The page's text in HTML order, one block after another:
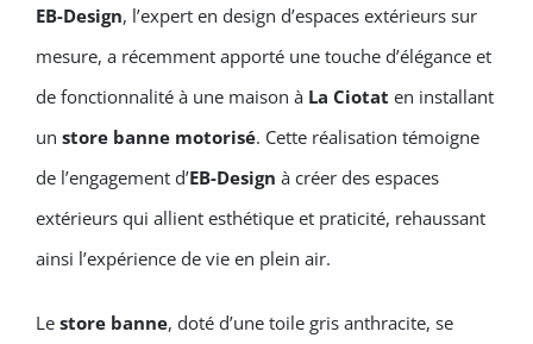
EB-Design, l’expert en design d’espaces extérieurs sur
mesure, a récemment apporté une touche d’élégance et
de fonctionnalité à une maison à La Ciotat en installant
un store banne motorisé. Cette réalisation témoigne
de l’engagement d’EB-Design à créer des espaces
extérieurs qui allient esthétique et praticité, rehaussant
ainsi l’expérience de vie en plein air.
Le store banne, doté d’une toile gris anthracite, se